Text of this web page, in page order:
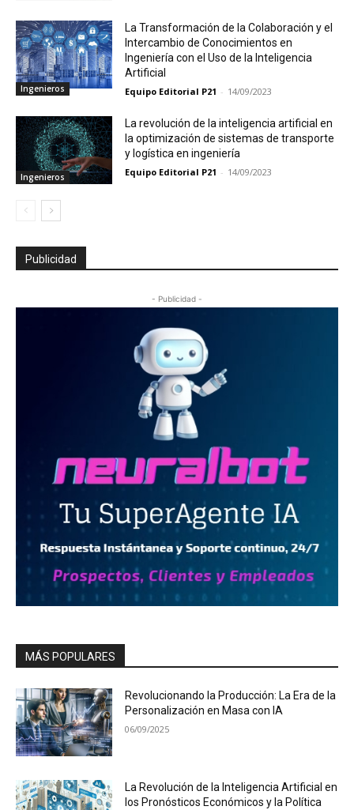
Ingenieros
La Transformación de la Colaboración y el
Intercambio de Conocimientos en
Ingeniería con el Uso de la Inteligencia
Artificial
Equipo Editorial P21 - 14/09/2023
Ingenieros
La revolución de la inteligencia artificial en
la optimización de sistemas de transporte
y logística en ingeniería
Equipo Editorial P21 - 14/09/2023
Publicidad
- Publicidad -
MÁS POPULARES
Revolucionando la Producción: La Era de la
Personalización en Masa con IA
06/09/2025
La Revolución de la Inteligencia Artificial en
los Pronósticos Económicos y la Política